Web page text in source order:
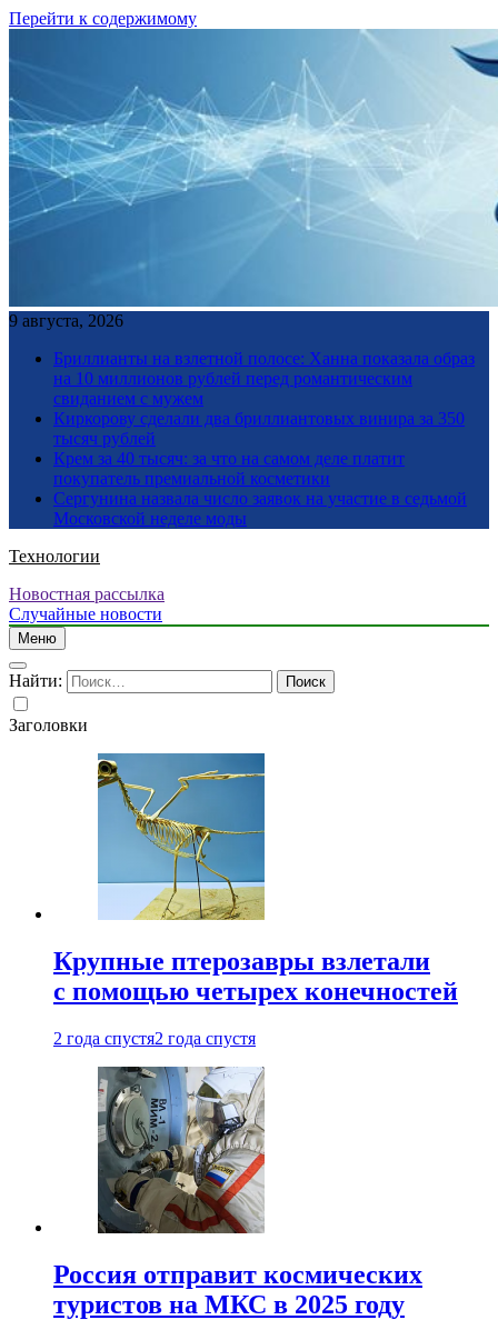
Перейти к содержимому
9 августа, 2026
Бриллианты на взлетной полосе: Ханна показала образ
на 10 миллионов рублей перед романтическим
свиданием с мужем
Киркорову сделали два бриллиантовых винира за 350
тысяч рублей
Крем за 40 тысяч: за что на самом деле платит
покупатель премиальной косметики
Сергунина назвала число заявок на участие в седьмой
Московской неделе моды
Технологии
Новостная рассылка
Случайные новости
Меню
Найти:
Заголовки
Крупные птерозавры взлетали
с помощью четырех конечностей
2 года спустя2 года спустя
Россия отправит космических
туристов на МКС в 2025 году